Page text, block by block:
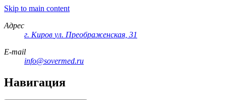
Skip to main content
Адрес
г. Киров ул. Преображенская, 31
E-mail
info@sovermed.ru
Навигация